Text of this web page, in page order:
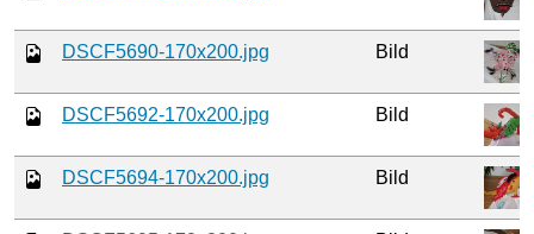
DSCF5690-170x200.jpg Bild
DSCF5692-170x200.jpg Bild
DSCF5694-170x200.jpg Bild